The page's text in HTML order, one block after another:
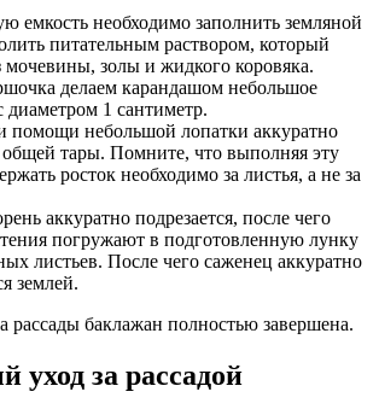
емкость необходимо заполнить земляной
питательным раствором, который
мочевины, золы и жидкого коровяка.
делаем карандашом небольшое
диаметром 1 сантиметр.
помощи небольшой лопатки аккуратно
общей тары. Помните, что выполняя эту
росток необходимо за листья, а не за
аккуратно подрезается, после чего
погружают в подготовленную лунку
листьев. После чего саженец аккуратно
землей.
рассады баклажан полностью завершена.
уход за рассадой